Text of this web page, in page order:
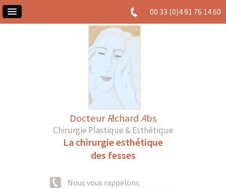
00 33 (0)4 91 76 14 60
DocteurRichardAbs
Chirurgie Plastique & Esthétique
La chirurgie esthétique
des fesses
Nous vous rappelons